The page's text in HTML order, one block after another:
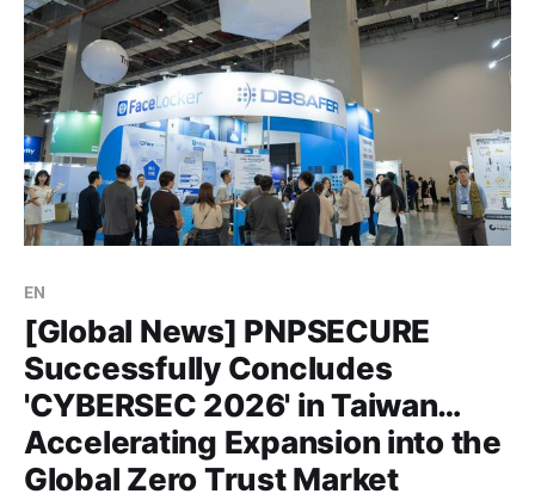
사이버 보안 관리 법 등
EN
[Global News] PNPSECURE
Successfully Concludes
'CYBERSEC 2026' in Taiwan…
Accelerating Expansion into the
Global Zero Trust Market